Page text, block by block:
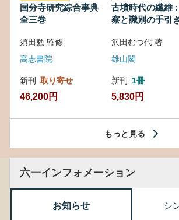
国分寺研究綜合事典
全三巻
須田勉 監修
高志書院
新刊 取り寄せ
46,200円
古墳時代の繊維
察と識別の手引
沢田むつ代 著
雄山閣
新刊 1冊
5,830円
もっと見る
六一インフォメーション
お知らせ シ